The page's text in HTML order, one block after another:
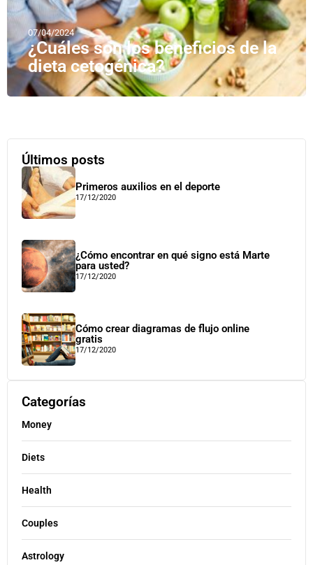
07/04/2024
¿Cuáles son los beneficios de la
dieta cetogénica?
Últimos posts
Primeros auxilios en el deporte
17/12/2020
¿Cómo encontrar en qué signo está Marte
para usted?
17/12/2020
Cómo crear diagramas de flujo online
gratis
17/12/2020
Categorías
Money
Diets
Health
Couples
Astrology